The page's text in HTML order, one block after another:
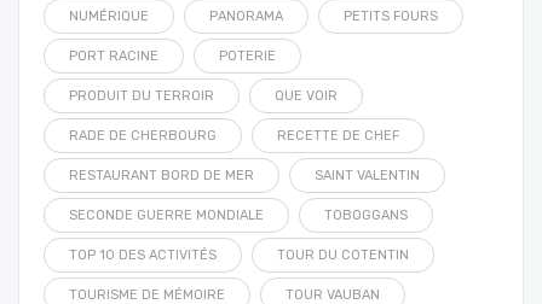
NUMÉRIQUE PANORAMA PETITS FOURS
PORT RACINE POTERIE
PRODUIT DU TERROIR QUE VOIR
RADE DE CHERBOURG RECETTE DE CHEF
RESTAURANT BORD DE MER SAINT VALENTIN
SECONDE GUERRE MONDIALE TOBOGGANS
TOP 10 DES ACTIVITÉS TOUR DU COTENTIN
TOURISME DE MÉMOIRE TOUR VAUBAN